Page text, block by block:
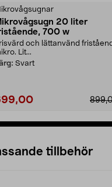
20 liter
700 w
och lättanvänd
Lit...
Svart
tillbehör